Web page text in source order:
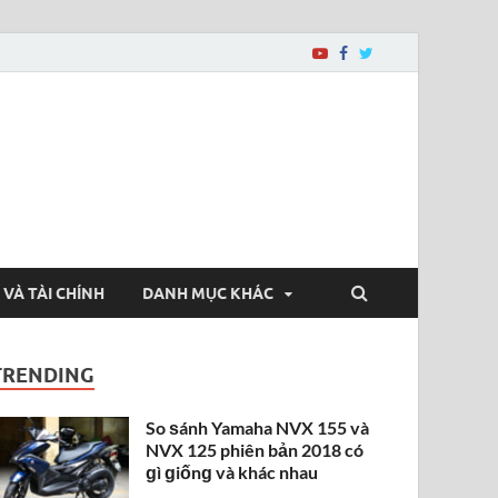
TÀI CHÍNH DANH MỤC KHÁC
So ѕánh Yamaha NVX 155 và
NVX 125 phiên bản 2018 có
ɡì ɡiốnɡ và khác nhau